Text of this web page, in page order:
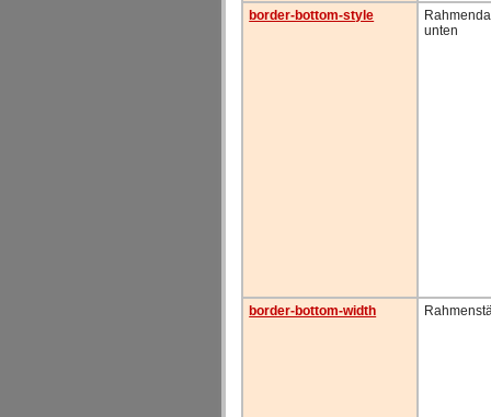
border-bottom-style
unten
border-bottom-width